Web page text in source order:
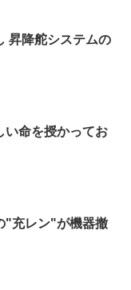
昇降舵システムの
い命を授かってお
"充レン"が機器撤